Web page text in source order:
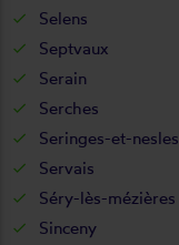
Selens
Septvaux
Serain
Serches
Seringes-et-nesles
Servais
Séry-lès-mézières
Sinceny